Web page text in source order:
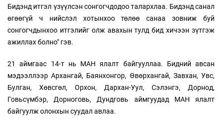
Бидэнд итгэл үзүүлсэн сонгогчдодоо талархлаа. Бидэнд санал
өгөөгүй ч нийслэл хотынхоо төлөө санаа зовниж буй
сонгогчдынхоо итгэлийг олж авахын тулд бид хичээн зүтгэж
ажиллах болно" гэв.
21 аймгаас 14-т нь МАН ялалт байгууллаа. Бидний авсан
мэдээллээр Архангай, Баянхонгор, Өвөрхангай, Завхан, Увс,
Булган, Хөвсгөл, Орхон, Дархан-Уул, Сэлэнгэ, Дорнод,
Говьсүмбэр, Дорноговь, Дундговь аймгуудад МАН ялалт
байгуулж олонхын суудал авлаа.